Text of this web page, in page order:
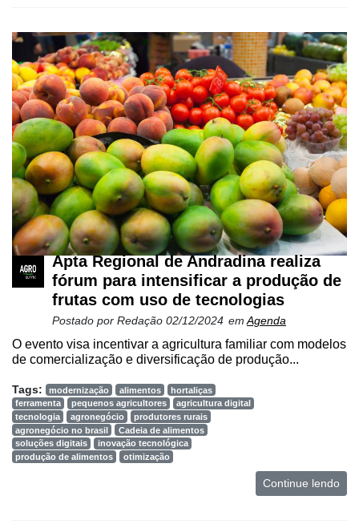
Apta Regional de Andradina realiza
fórum para intensificar a produção de
frutas com uso de tecnologias
Postado por Redação 02/12/2024 em Agenda
O evento visa incentivar a agricultura familiar com modelos
de comercialização e diversificação de produção...
Tags: modernização alimentos
hortaliças
ferramenta
pequenos agricultores
agricultura digital
tecnologia
agronegócio
produtores rurais
agronegócio no brasil
Cadeia de alimentos
soluções digitais
inovação tecnológica
produção de alimentos
otimização
Continue lendo